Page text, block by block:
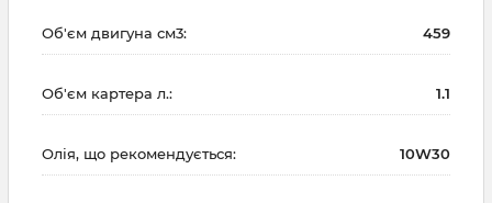
Об'єм двигуна см3: 459
Об'єм картера л.: 1.1
Олія, що рекомендується: 10W30